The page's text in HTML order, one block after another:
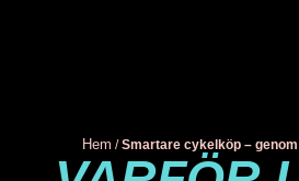
Hem /Smartare cykelköp –